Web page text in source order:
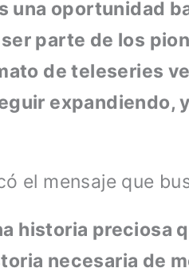
una oportunidad
parte de los
de teleseries
expandiendo,
el mensaje que
historia preciosa
necesaria de